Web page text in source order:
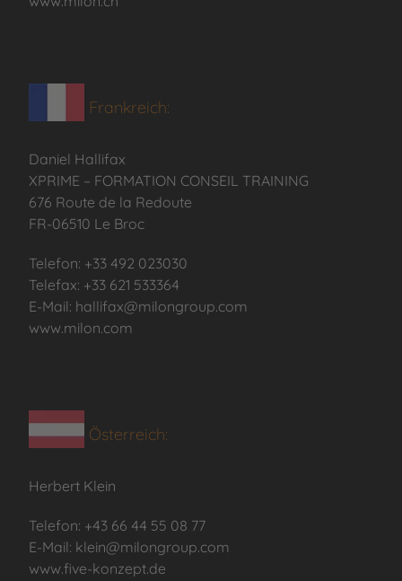
Frankreich:
Daniel Hallifax
XPRIME – FORMATION CONSEIL TRAINING
676 Route de la Redoute
FR-06510 Le Broc
Telefon: +33 492 023030
Telefax: +33 621 533364
E-Mail: hallifax@milongroup.com
www.milon.com
Österreich:
Herbert Klein
Telefon: +43 66 44 55 08 77
E-Mail: klein@milongroup.com
www.five-konzept.de